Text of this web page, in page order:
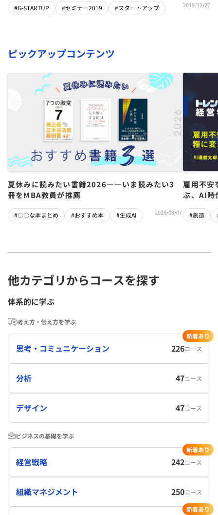
#G-STARTUP #セミナー2019 #スタートアップ 2019/12/27
ピックアップコンテンツ
夏休みに読みたい書籍2026――いま読みたい3
冊をMBA教員が推薦
#〇〇な本まとめ #おすすめ本 #生成AI 2026/08/07
雇用不
ぶ、AI時
#創造
他カテゴリからコースを探す
体系的に学ぶ
考え方・伝え方を学ぶ
思考・コミュニケーション 226コース
新着あり
分析 47コース
デザイン 47コース
ビジネスの基礎を学ぶ
経営戦略 242コース
新着あり
組織マネジメント 250コース
新着あり